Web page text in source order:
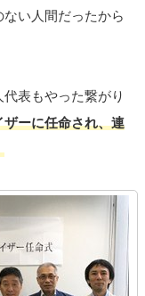
い人間だったから
表もやった繋がり
ーに任命され、連